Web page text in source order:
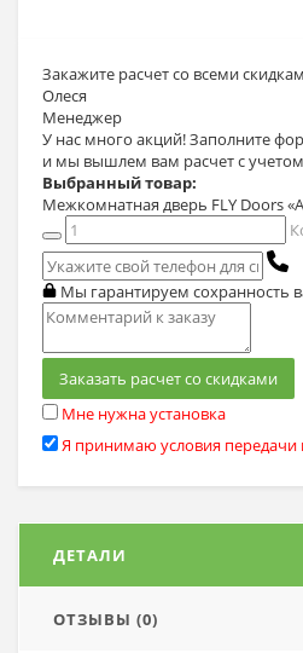
Закажите расчетсо всеми
Олеся
Менеджер
У нас много акций! Заполните
и мы вышлем вам расчет с учетом
Выбранный товар:
Межкомнатная дверь FLY Doors
Мы гарантируем сохранность
Заказать расчет со скидками
Мне нужна установка
Я принимаю условия
ДЕТАЛИ
ОТЗЫВЫ (0)